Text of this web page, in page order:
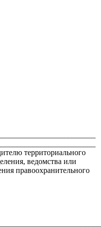
территориального
ведомства или
правоохранительного